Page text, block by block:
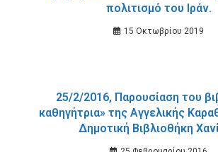
πολιτισμό του Ιράν.
15 Οκτωβρίου 2019
25/2/2016, Παρουσίαση του
καθηγήτρια» της Αγγελικής
Δημοτική Βιβλιοθήκη